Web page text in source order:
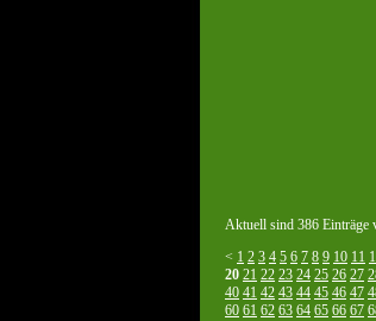
Aktuell sind 386 Einträge
< 1 2 3 4 5 6 7 8 9 10 11
20 21 22 23 24 25 26 27
40 41 42 43 44 45 46 47
60 61 62 63 64 65 66 67